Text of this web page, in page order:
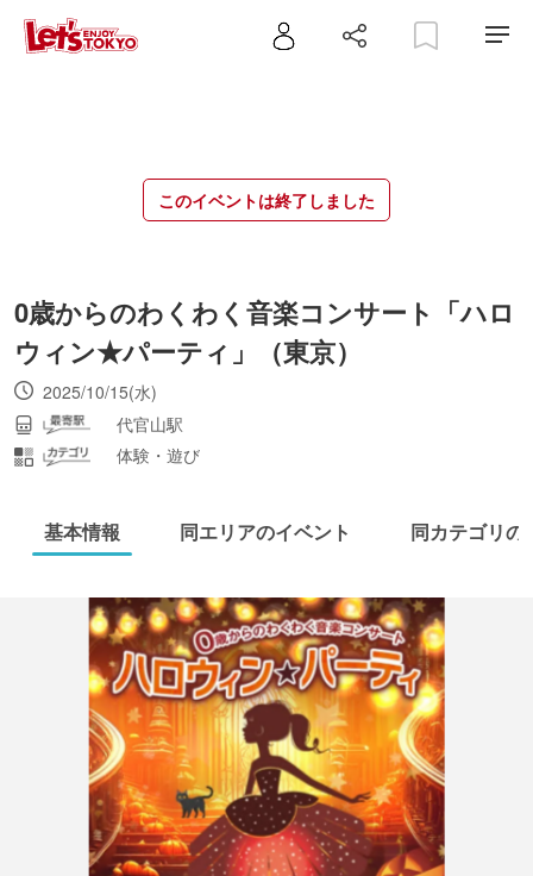
このイベントは終了しました
0歳からのわくわく音楽コンサート「ハロ
ウィン★パーティ」（東京）
2025/10/15(水)
代官山駅
体験・遊び
基本情報 同エリアのイベント 同カテゴリの